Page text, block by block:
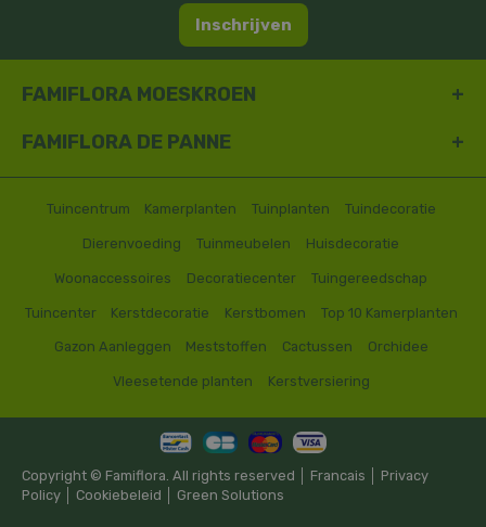
Inschrijven
FAMIFLORA MOESKROEN
FAMIFLORA DE PANNE
Tuincentrum Kamerplanten Tuinplanten Tuindecoratie
Dierenvoeding Tuinmeubelen Huisdecoratie
Woonaccessoires Decoratiecenter Tuingereedschap
Tuincenter Kerstdecoratie Kerstbomen Top 10 Kamerplanten
Gazon Aanleggen Meststoffen Cactussen Orchidee
Vleesetende planten Kerstversiering
Copyright © Famiflora. All rights reserved │ Francais
Privacy
Policy
Cookiebeleid Green Solutions